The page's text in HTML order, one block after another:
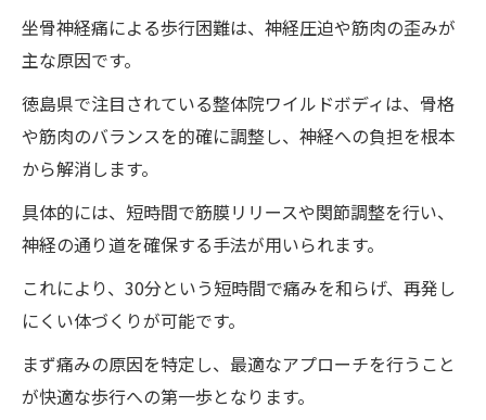
整体院ワイルドボディの施術で予防意識を
高める日常の工夫
坐骨神経痛克服へ新しい一歩を踏み出す
整体院ワイルドボディの施術で始める坐骨
神経痛克服の第一歩
整体院ワイルドボディの施術の継続で得ら
れる未来を描く
整体院ワイルドボディの施術を通じ自信を
持った生活を目指す
整体院ワイルドボディの施術体験者が語る
克服への道のりとは
坐骨神経痛による歩行困難は、神経圧迫や筋肉の歪みが
主な原因です。
徳島県で注目されている整体院ワイルドボディは、骨格
や筋肉のバランスを的確に調整し、神経への負担を根本
から解消します。
具体的には、短時間で筋膜リリースや関節調整を行い、
神経の通り道を確保する手法が用いられます。
これにより、30分という短時間で痛みを和らげ、再発し
にくい体づくりが可能です。
まず痛みの原因を特定し、最適なアプローチを行うこと
が快適な歩行への第一歩となります。